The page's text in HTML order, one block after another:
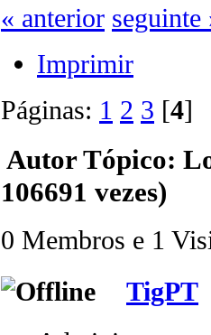
« anterior seguinte
Imprimir
Páginas: 1 2 3 [4
AutorTópico:
106691 vezes)
0 Membros e 1
TigPT